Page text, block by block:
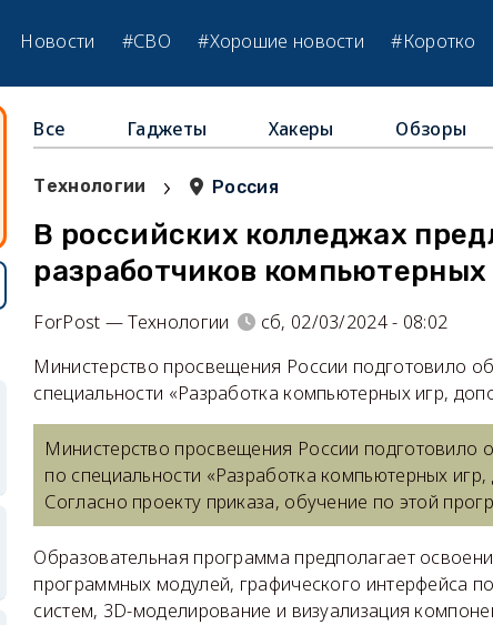
Новости #СВО #Хорошие новости #Коротко
Все Гаджеты Хакеры Обзоры
Технологии › Россия
В российских колледжах
разработчиков компьютерных
ForPost — Технологии
сб, 02/03/2024 - 08:02
Министерство просвещения России подготовило
специальности «Разработка компьютерных игр,
Министерство просвещения России подготовило
по специальности «Разработка компьютерных
Согласно проекту приказа, обучение по этой
Образовательная программа предполагает
программных модулей, графического интерфейса
систем, 3D-моделирование и визуализация